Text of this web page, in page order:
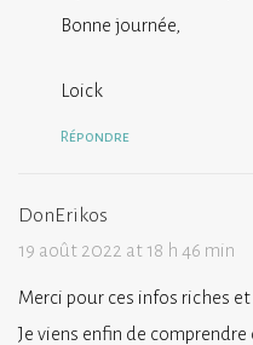
Bonne journée,
Loick
Répondre
DonErikos
19 août 2022 at 18 h 46 min
Merci pour ces infos riches et
Je viens enfin de